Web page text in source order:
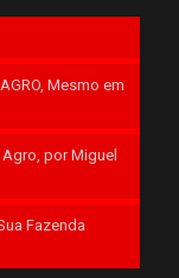
Mesmo em
por Miguel
Fazenda